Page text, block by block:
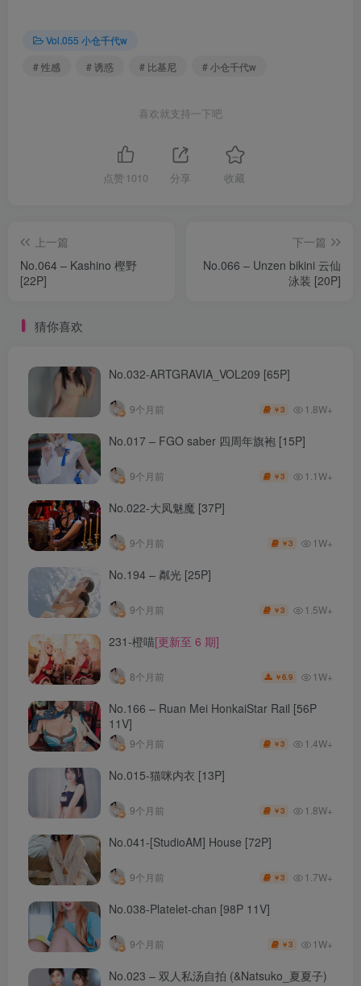
Vol.055 小仓千代w
# 性感
# 诱惑 # 比基尼 # 小仓千代w
喜欢就支持一下吧
点赞 1010 分享 收藏
上一篇
No.064 – Kashino 樫野
[22P]
下一篇
No.066 – Unzen bikini 云仙
泳装 [20P]
猜你喜欢
No.032-ARTGRAVIA_VOL209 [65P]
9个月前 ￥3 1.8W+
No.017 – FGO saber 四周年旗袍 [15P]
9个月前 ￥3 1.1W+
No.022-大凤魅魔 [37P]
9个月前 ￥3 1W+
No.194 – 粼光 [25P]
9个月前 ￥3 1.5W+
231-橙喵[更新至 6 期]
8个月前 ￥6.9 1W+
No.166 – Ruan Mei HonkaiStar Rail [56P
11V]
9个月前 ￥3 1.4W+
No.015-猫咪内衣 [13P]
9个月前 ￥3 1.8W+
No.041-[StudioAM] House [72P]
9个月前 ￥3 1.7W+
No.038-Platelet-chan [98P 11V]
9个月前 ￥3 1W+
No.023 – 双人私汤自拍 (&Natsuko_夏夏子)